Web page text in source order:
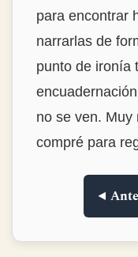
para encontrar
narrarlas de
punto de ironía
no se ven. Muy
compré para
◀